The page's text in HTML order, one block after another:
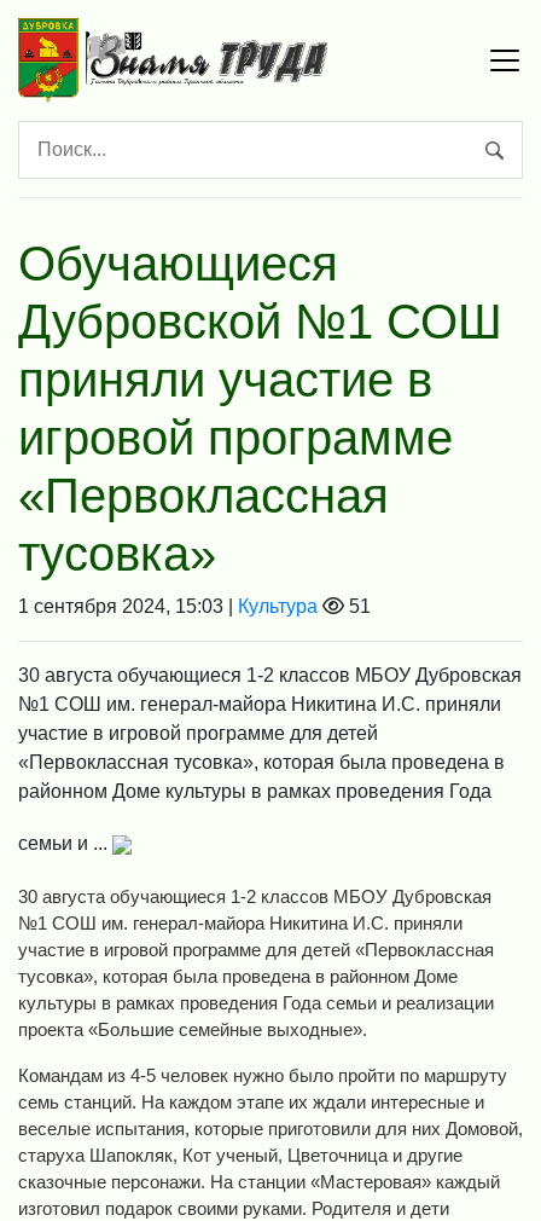
Обучающиеся
Дубровской №1 СОШ
приняли участие в
игровой программе
«Первоклассная
тусовка»
1 сентября 2024, 15:03 | Культура 51
30 августа обучающиеся 1-2 классов МБОУ Дубровская
№1 СОШ им. генерал-майора Никитина И.С. приняли
участие в игровой программе для детей
«Первоклассная тусовка», которая была проведена в
районном Доме культуры в рамках проведения Года
семьи и ...
30 августа обучающиеся 1-2 классов МБОУ Дубровская
№1 СОШ им. генерал-майора Никитина И.С. приняли
участие в игровой программе для детей «Первоклассная
тусовка», которая была проведена в районном Доме
культуры в рамках проведения Года семьи и реализации
проекта «Большие семейные выходные».
Командам из 4-5 человек нужно было пройти по маршруту
семь станций. На каждом этапе их ждали интересные и
веселые испытания, которые приготовили для них Домовой,
старуха Шапокляк, Кот ученый, Цветочница и другие
сказочные персонажи. На станции «Мастеровая» каждый
изготовил подарок своими руками. Родителя и дети